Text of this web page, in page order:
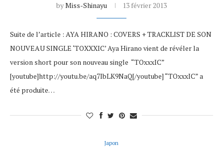
byMiss-Shinayu 13 février 2013
Suite de l’article : AYA HIRANO : COVERS + TRACKLIST DE SON
NOUVEAU SINGLE ‘TOXXXIC’ Aya Hirano vient de révéler la
version short pour son nouveau single “TOxxxIC”
[youtube]http://youtu.be/aq7IbLK9NaQ[/youtube] “TOxxxIC” a
été produite…
Japon